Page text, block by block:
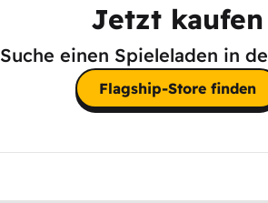
Jetzt kaufen
Suche einen Spieleladen in
Flagship-Store finden